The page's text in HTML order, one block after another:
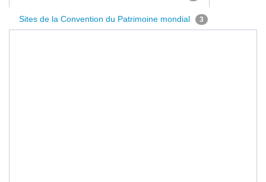
Sites de la Convention du Patrimoine mondial 3